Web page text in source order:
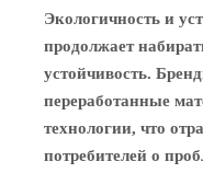
Экологичность и
продолжает
устойчивость.
переработанные
технологии, что
потребителей о